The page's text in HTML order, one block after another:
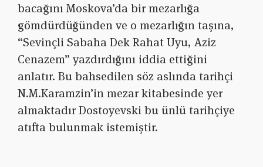
bacağını Moskova’da bir mezarlığa
gömdürdüğünden ve o mezarlığın taşına,
“Sevinçli Sabaha Dek Rahat Uyu, Aziz
Cenazem” yazdırdığını iddia ettiğini
anlatır. Bu bahsedilen söz aslında tarihçi
N.M.Karamzin’in mezar kitabesinde yer
almaktadır Dostoyevski bu ünlü tarihçiye
atıfta bulunmak istemiştir.